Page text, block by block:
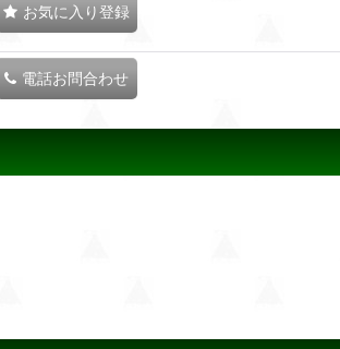
お気に入り登録
電話お問合わせ